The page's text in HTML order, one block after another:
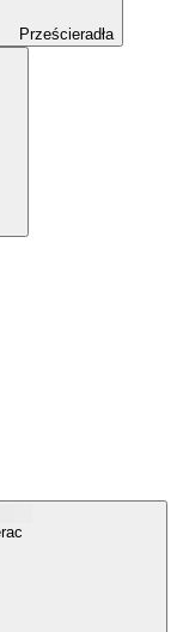
Prześcieradła